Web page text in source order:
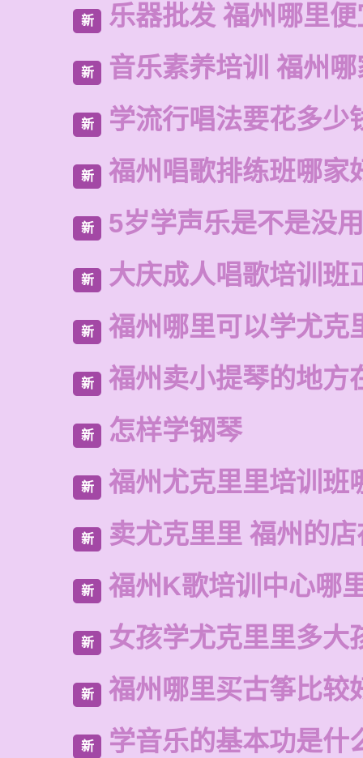
新 乐器批发 福州哪里
新 音乐素养培训 福州
新 学流行唱法要花多少
新 福州唱歌排练班哪家
新 5岁学声乐是不是没用
新 大庆成人唱歌培训班
新 福州哪里可以学尤克
新 福州卖小提琴的地方
新 怎样学钢琴
新 福州尤克里里培训班
新 卖尤克里里 福州的
新 福州K歌培训中心哪
新 女孩学尤克里里多大
新 福州哪里买古筝比较
新 学音乐的基本功是什